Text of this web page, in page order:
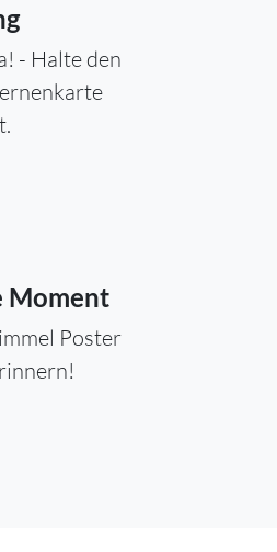
- Halte den
Moment
Poster